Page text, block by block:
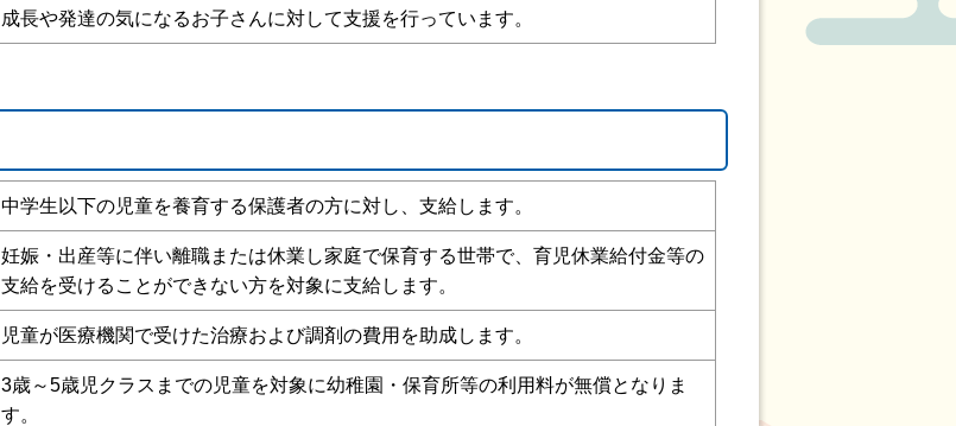
成長や発達の気になるお子さんに対して支援を行っています。
中学生以下の児童を養育する保護者の方に対し、支給します。
妊娠・出産等に伴い離職または休業し家庭で保育する世帯で、育児休業給付金等の
支給を受けることができない方を対象に支給します。
児童が医療機関で受けた治療および調剤の費用を助成します。
3歳～5歳児クラスまでの児童を対象に幼稚園・保育所等の利用料が無償となりま
す。